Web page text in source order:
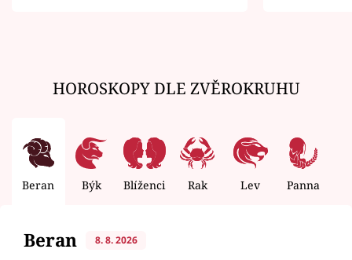
HOROSKOPY DLE ZVĚROKRUHU
Beran Býk Blíženci Rak Lev Panna
Beran 8. 8. 2026